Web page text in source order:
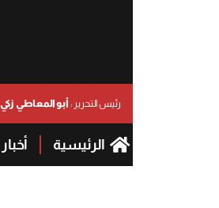
رئيس التحرير :أبو المعاطي زكي
الرئيسية أخبار